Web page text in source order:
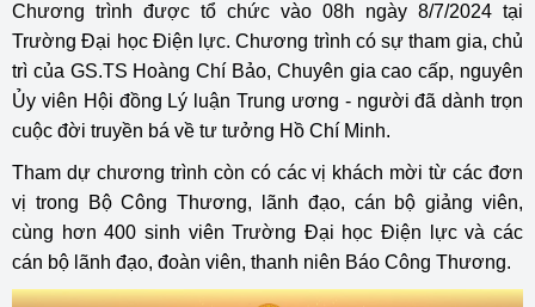
Chương trình được tổ chức vào 08h ngày 8/7/2024 tại
Trường Đại học Điện lực. Chương trình có sự tham gia, chủ
trì của GS.TS Hoàng Chí Bảo, Chuyên gia cao cấp, nguyên
Ủy viên Hội đồng Lý luận Trung ương - người đã dành trọn
cuộc đời truyền bá về tư tưởng Hồ Chí Minh.
Tham dự chương trình còn có các vị khách mời từ các đơn
vị trong Bộ Công Thương, lãnh đạo, cán bộ giảng viên,
cùng hơn 400 sinh viên Trường Đại học Điện lực và các
cán bộ lãnh đạo, đoàn viên, thanh niên Báo Công Thương.